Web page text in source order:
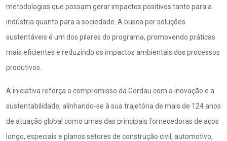
metodologias que possam gerar impactos positivos tanto para a
indústria quanto para a sociedade. A busca por soluções
sustentáveis é um dos pilares do programa, promovendo práticas
mais eficientes e reduzindo os impactos ambientais dos processos
produtivos.
A iniciativa reforça o compromisso da Gerdau com a inovação e a
sustentabilidade, alinhando-se à sua trajetória de mais de 124 anos
de atuação global como umas das principais fornecedoras de aços
longo, especiais e planos setores de construção civil, automotivo,